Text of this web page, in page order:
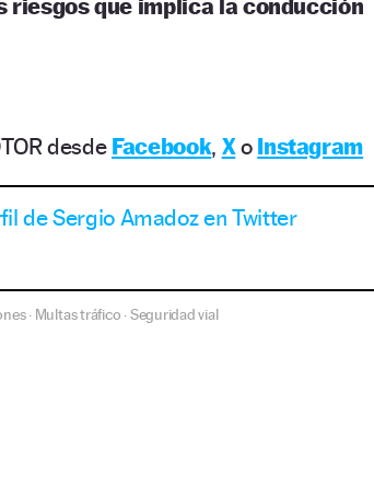
riesgos que implica la conducción
desde Facebook, Xo Instagram
de Sergio Amadoz en Twitter
· Multas tráfico ·Seguridad vial